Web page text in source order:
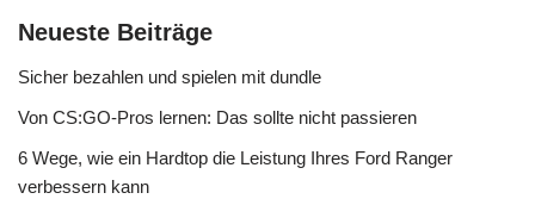
Neueste Beiträge
Sicher bezahlen und spielen mit dundle
Von CS:GO-Pros lernen: Das sollte nicht passieren
6 Wege, wie ein Hardtop die Leistung Ihres Ford Ranger
verbessern kann